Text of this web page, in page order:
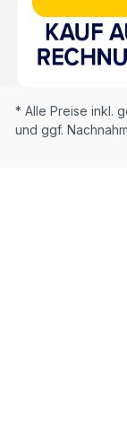
* Alle Preise inkl.
und ggf.